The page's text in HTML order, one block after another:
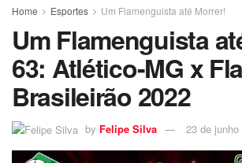
Home Esportes Um Flamenguista até Morrer!
Um Flamenguista
63: Atlético-MG x
Brasileirão 2022
by Felipe Silva 23 de